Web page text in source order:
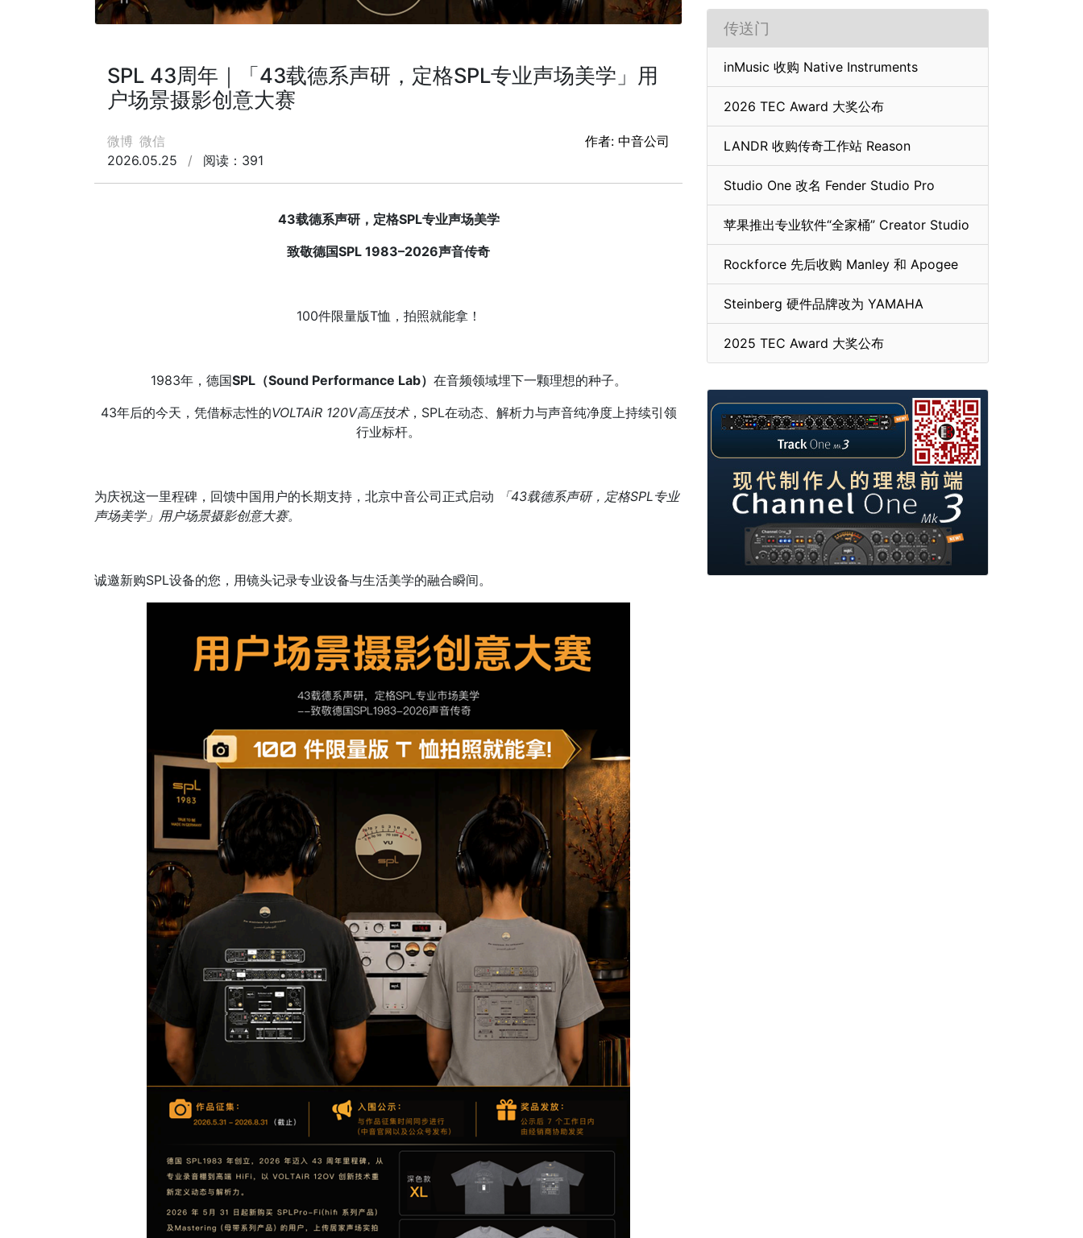
SPL 43周年｜「43载德系声研，定格SPL专业声场美学」用
户场景摄影创意大赛
微博 微信
2026.05.25
/ 阅读：391
作者: 中音公司
43载德系声研，定格SPL专业声场美学
致敬德国SPL 1983–2026声音传奇
100件限量版T恤，拍照就能拿！
1983年，德国SPL（Sound Performance Lab） 在音频领域埋下一颗理想的种子。
43年后的今天，凭借标志性的VOLTAiR 120V高压技术，SPL在动态、解析力与声音纯净度上持续引领
行业标杆。
为庆祝这一里程碑，回馈中国用户的长期支持，北京中音公司正式启动
「43载德系声研，定格SPL专业
声场美学」用户场景摄影创意大赛。
诚邀新购SPL设备的您，用镜头记录专业设备与生活美学的融合瞬间。
传送门
inMusic 收购 Native Instruments
2026 TEC Award 大奖公布
LANDR 收购传奇工作站 Reason
Studio One 改名 Fender Studio Pro
苹果推出专业软件“全家桶” Creator Studio
Rockforce 先后收购 Manley 和 Apogee
Steinberg 硬件品牌改为 YAMAHA
2025 TEC Award 大奖公布